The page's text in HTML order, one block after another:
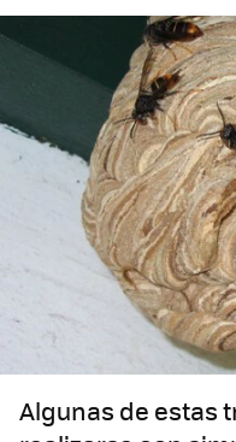
Algunas de estas